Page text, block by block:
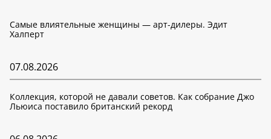
Самые влиятельные женщины — арт-дилеры. Эдит
Халперт
07.08.2026
Коллекция, которой не давали советов. Как собрание Джо
Льюиса поставило британский рекорд